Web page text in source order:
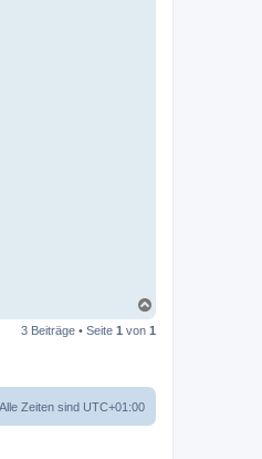
c
e
3 Beiträge • Seite 1 von 1
Alle Zeiten sind UTC+01:00